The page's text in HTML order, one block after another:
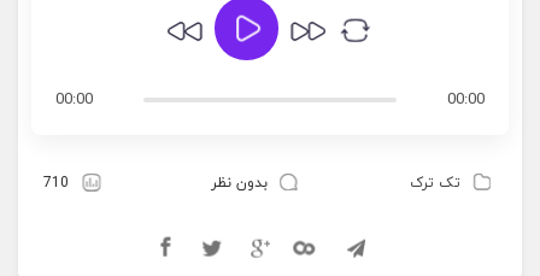
00:00
00:00
تک ترک بدون نظر 710